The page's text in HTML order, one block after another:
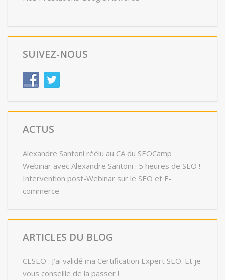
SUIVEZ-NOUS
ACTUS
Alexandre Santoni réélu au CA du SEOCamp
Webinar avec Alexandre Santoni : 5 heures de SEO !
Intervention post-Webinar sur le SEO et E-
commerce
ARTICLES DU BLOG
CESEO : J’ai validé ma Certification Expert SEO. Et je
vous conseille de la passer !